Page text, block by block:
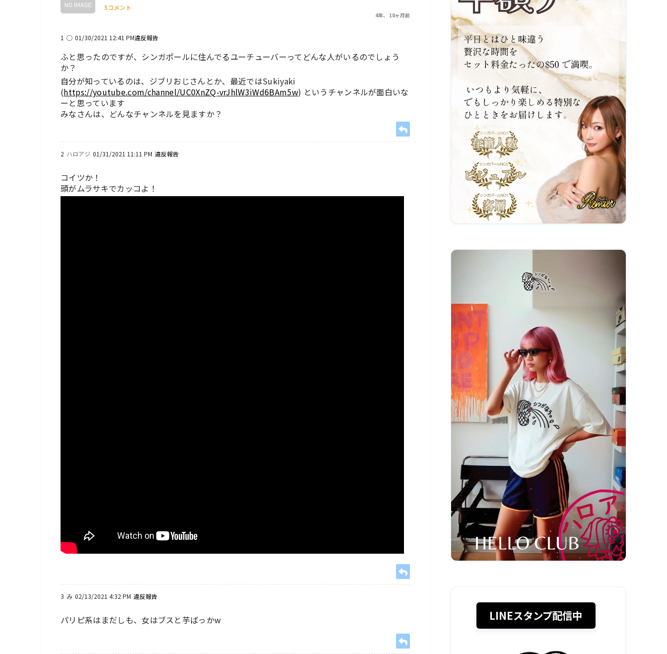
5コメント
4年、 10ヶ月前
1 ◯ 01/30/2021 12:41 PM違反報告
ふと思ったのですが、シンガポールに住んでるユーチューバーってどんな人がいるのでしょう
か？
自分が知っているのは、ジブリおじさんとか、最近ではSukiyaki
(https://youtube.com/channel/UC0XnZQ-vrJhlW3iWd6BAm5w) というチャンネルが面白いな
ーと思っています
みなさんは、どんなチャンネルを見ますか？
2 ハロアジ 01/31/2021 11:11 PM 違反報告
コイツか！
頭がムラサキでカッコよ！
3 み 02/13/2021 4:32 PM 違反報告
パリピ系はまだしも、女はブスと芋ばっかw LINEスタンプ配信中